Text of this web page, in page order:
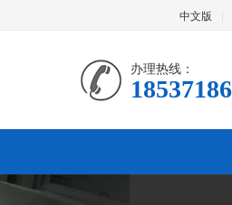
中文版
办理热线：